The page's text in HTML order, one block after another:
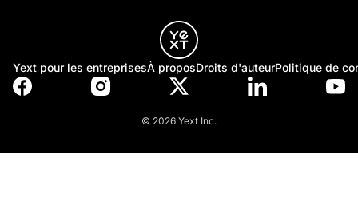
Yext pour les entreprisesÀ proposDroits d'auteurPolitique de
© 2026 Yext Inc.